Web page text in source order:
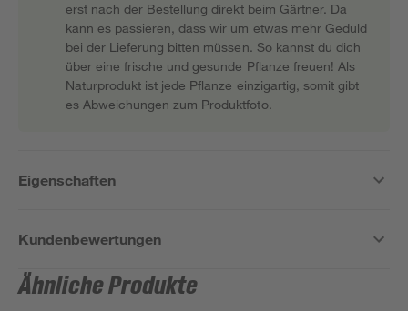
erst nach der Bestellung direkt beim Gärtner. Da
kann es passieren, dass wir um etwas mehr Geduld
bei der Lieferung bitten müssen. So kannst du dich
über eine frische und gesunde Pflanze freuen! Als
Naturprodukt ist jede Pflanze einzigartig, somit gibt
es Abweichungen zum Produktfoto.
Eigenschaften
Kundenbewertungen
Ähnliche Produkte